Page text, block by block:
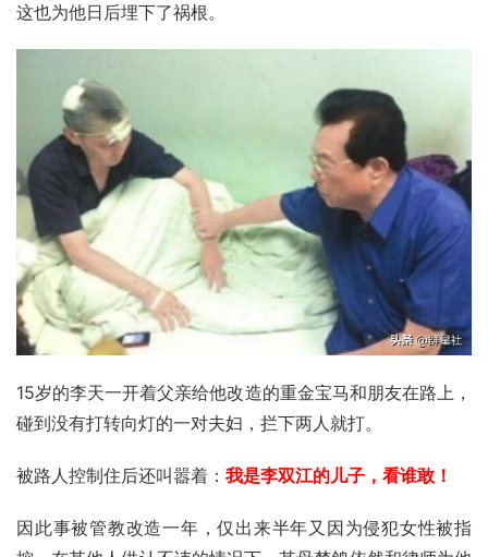
这也为他日后埋下了祸根。
15岁的李天一开着父亲给他改造的重金宝马和朋友在路上，
碰到没有打转向灯的一对夫妇，拦下两人就打。
被路人控制住后还叫嚣着： 我是李双江的儿子，看谁敢！
因此事被管教改造一年，仅出来半年又因为侵犯女性被指